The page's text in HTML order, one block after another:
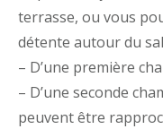
terrasse, ou vous
détente autour du
– D’une première
– D’une seconde
peuvent être